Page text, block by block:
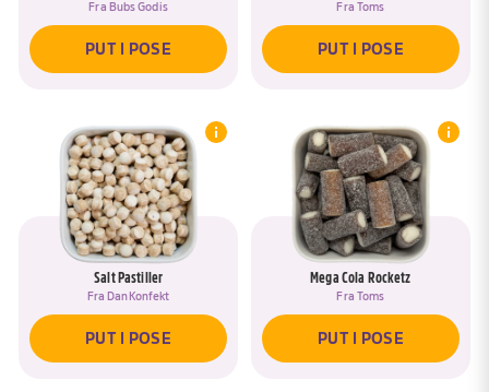
Fra Bubs Godis
PUT I POSE
Fra Toms
PUT I POSE
Salt Pastiller
Fra DanKonfekt
PUT I POSE
Mega Cola Rocketz
Fra Toms
PUT I POSE